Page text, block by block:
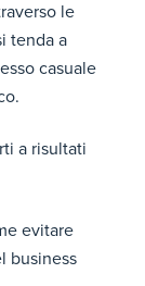
le
tenda a
casuale
a risultati
evitare
business